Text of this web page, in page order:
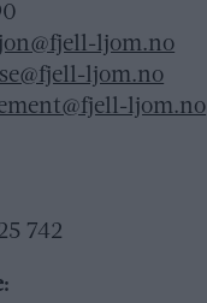
ljom.no
ljom.no
ljom.no
742